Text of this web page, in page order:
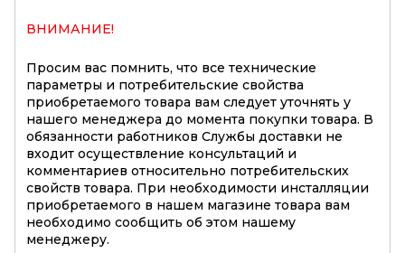
ВНИМАНИЕ!
Просим вас помнить, что все технические
параметры и потребительские свойства
приобретаемого товара вам следует уточнять у
нашего менеджера до момента покупки товара. В
обязанности работников Службы доставки не
входит осуществление консультаций и
комментариев относительно потребительских
свойств товара. При необходимости инсталляции
приобретаемого в нашем магазине товара вам
необходимо сообщить об этом нашему
менеджеру.